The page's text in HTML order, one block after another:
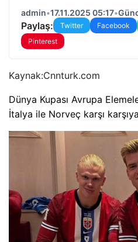
admin•17.11.2025 05:17•
Paylaş: Twitter Facebook
Pinterest
Kaynak:Cnnturk.com
Dünya Kupası Avrupa
İtalya ile Norveç karşı